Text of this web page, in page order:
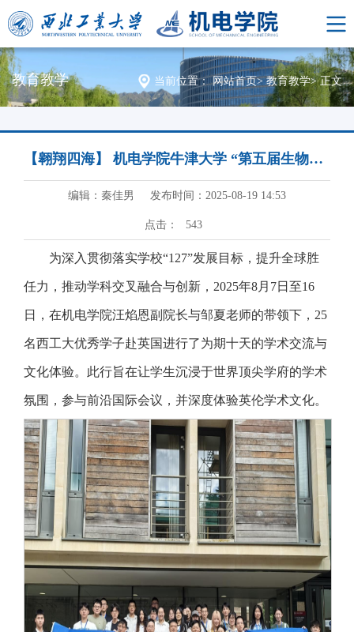
教育教学 当前位置： 网站首页> 教育教学> 正文
【翱翔四海】 机电学院牛津大学 “第五届生物设计与制造及生物材料”国际会议&剑桥大学访学项目圆满落幕
编辑：秦佳男 发布时间：2025-08-19 14:53
点击： 543
为深入贯彻落实学校“127”发展目标，提升全球胜
任力，推动学科交叉融合与创新，2025年8月7日至16
日，在机电学院汪焰恩副院长与邹夏老师的带领下，25
名西工大优秀学子赴英国进行了为期十天的学术交流与
文化体验。此行旨在让学生沉浸于世界顶尖学府的学术
氛围，参与前沿国际会议，并深度体验英伦学术文化。